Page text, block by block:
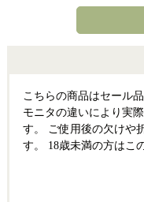
こちらの商品はセール
モニタの違いにより実
す。 ご使用後の欠けや
す。 18歳未満の方はこ